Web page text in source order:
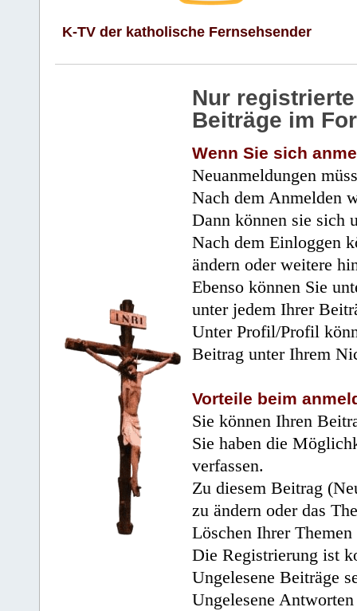
K-TV der katholische Fernsehsender
Nur
Beiträge im
Wenn Sie sich
Neuanmeldungen
Nach dem Anmelden
Dann können sie sich
Nach dem Einloggen
ändern oder weitere
Ebenso können Sie
unter jedem Ihrer
Unter Profil/Profil
Beitrag unter Ihrem
Vorteile beim
Sie können Ihren
Sie haben die
verfassen.
Zu diesem Beitrag
zu ändern oder das
Löschen Ihrer
Die Registrierung ist
Ungelesene Beiträge
Ungelesene